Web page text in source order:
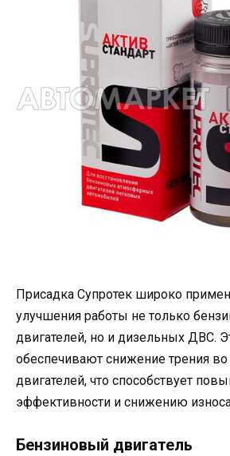
Присадка Супротек широко
улучшения работы не только
двигателей, но и дизельных ДВС.
обеспечивают снижение трения во
двигателей, что способствует
эффективности и снижению
Бензиновый двигатель